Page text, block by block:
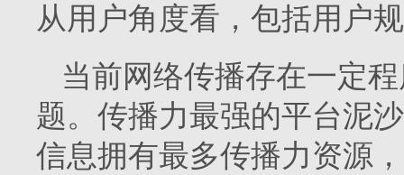
从用户角度看，包括用户
当前网络传播存在一定
题。传播力最强的平台泥
信息拥有最多传播力资源